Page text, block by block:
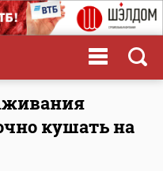
кушать на